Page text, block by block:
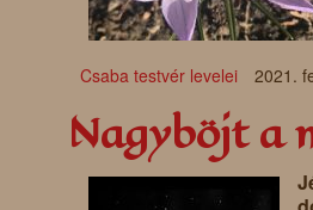
Csaba testvér levelei 2021.
Nagyböjt a